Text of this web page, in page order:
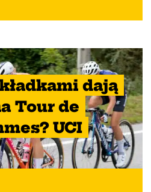
dają
Tour de
UCI